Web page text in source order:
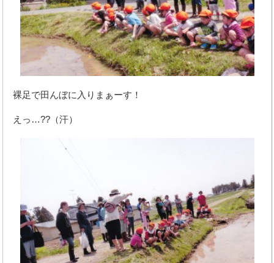
裸足で田んぼに入りまぁーす！
えっ…??（汗）